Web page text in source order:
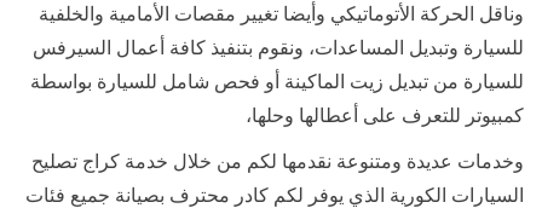
وناقل الحركة الأتوماتيكي وأيضا تغيير مقصات الأمامية والخلفية
للسيارة وتبديل المساعدات، ونقوم بتنفيذ كافة أعمال السيرفس
للسيارة من تبديل زيت الماكينة أو فحص شامل للسيارة بواسطة
كمبيوتر للتعرف على أعطالها وحلها،
وخدمات عديدة ومتنوعة نقدمها لكم من خلال خدمة كراج تصليح
السيارات الكورية الذي يوفر لكم كادر محترف بصيانة جميع فئات